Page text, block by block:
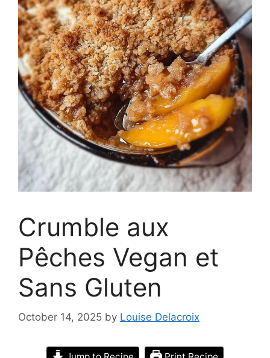
Crumble aux
Pêches Vegan et
Sans Gluten
October 14, 2025 by Louise Delacroix